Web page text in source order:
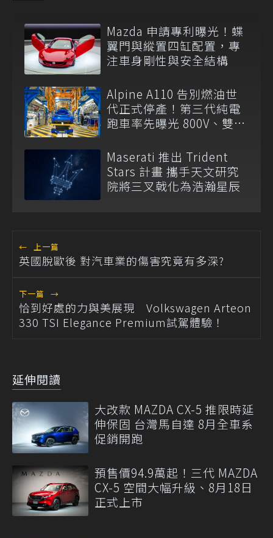
Mazda 申請專利曝光！蝶
翼門與縱置四缸配置，專
注車身剛性與安全結構
Alpine A110 告別燃油世
代正式停產！第三代純電
跑車率先曝光 800V、雙後
Maserati 推出 Trident
Stars 計畫 攜手天文研究
院將三叉戟化為浩瀚星辰
← 上一篇
英國脫歐後 對汽車業的傷害究竟有多深?
下一篇 →
恰到好處的力與美展現 Volkswagen Arteon
330 TSI Elegance Premium試駕體驗！
延伸閱讀
大改款 MAZDA CX-5 推限時延
伸保固 台灣馬自達 8月全車系
促銷開跑
預售價94.9萬起！三代 MAZDA
CX-5 空間大幅升級、8月18日
正式上市